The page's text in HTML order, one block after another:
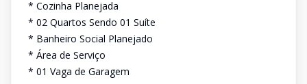
* Cozinha Planejada
* 02 Quartos Sendo 01 Suíte
* Banheiro Social Planejado
* Área de Serviço
* 01 Vaga de Garagem